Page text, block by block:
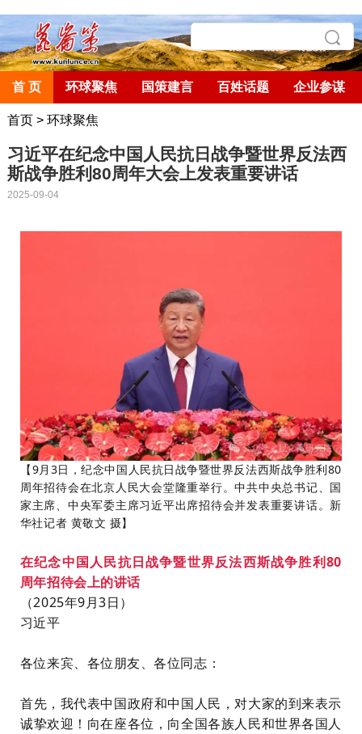
首 页 环球聚焦 国策建言 百姓话题 企业参谋
首页> 环球聚焦
习近平在纪念中国人民抗日战争暨世界反法西
斯战争胜利80周年大会上发表重要讲话
2025-09-04
【9月3日，纪念中国人民抗日战争暨世界反法西斯战争胜利80
周年招待会在北京人民大会堂隆重举行。中共中央总书记、国
家主席、中央军委主席习近平出席招待会并发表重要讲话。新
华社记者 黄敬文 摄】
在纪念中国人民抗日战争暨世界反法西斯战争胜利80
周年招待会上的讲话
（2025年9月3日）
习近平
各位来宾、各位朋友、各位同志：
首先，我代表中国政府和中国人民，对大家的到来表示
诚挚欢迎！向在座各位，向全国各族人民和世界各国人